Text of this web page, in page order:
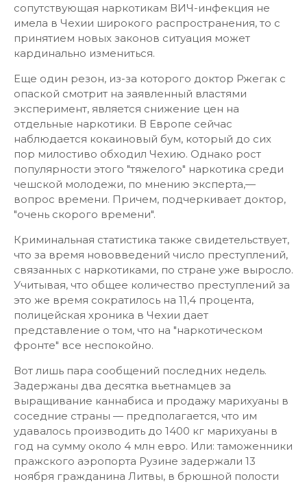
сопутствующая наркотикам ВИЧ-инфекция не
имела в Чехии широкого распространения, то с
принятием новых законов ситуация может
кардинально измениться.
Еще один резон, из-за которого доктор Ржегак с
опаской смотрит на заявленный властями
эксперимент, является снижение цен на
отдельные наркотики. В Европе сейчас
наблюдается кокаиновый бум, который до сих
пор милостиво обходил Чехию. Однако рост
популярности этого "тяжелого" наркотика среди
чешской молодежи, по мнению эксперта,—
вопрос времени. Причем, подчеркивает доктор,
"очень скорого времени".
Криминальная статистика также свидетельствует,
что за время нововведений число преступлений,
связанных с наркотиками, по стране уже выросло.
Учитывая, что общее количество преступлений за
это же время сократилось на 11,4 процента,
полицейская хроника в Чехии дает
представление о том, что на "наркотическом
фронте" все неспокойно.
Вот лишь пара сообщений последних недель.
Задержаны два десятка вьетнамцев за
выращивание каннабиса и продажу марихуаны в
соседние страны — предполагается, что им
удавалось производить до 1400 кг марихуаны в
год на сумму около 4 млн евро. Или: таможенники
пражского аэропорта Рузине задержали 13
ноября гражданина Литвы, в брюшной полости